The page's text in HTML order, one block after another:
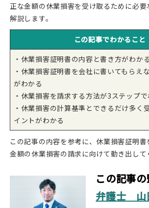
正な金額の休業損害を受け取るために必要
解説します。
この記事でわかること
・休業損害証明書の内容と書き方がわかる
・休業損害証明書を会社に書いてもらえ
がわかる
・休業損害を請求する方法が3ステップで
・休業損害の計算基準とできるだけ多く
イントがわかる
この記事の内容を参考に、休業損害証明
金額の休業損害の請求に向けて動き出して
この記事
弁護士 山